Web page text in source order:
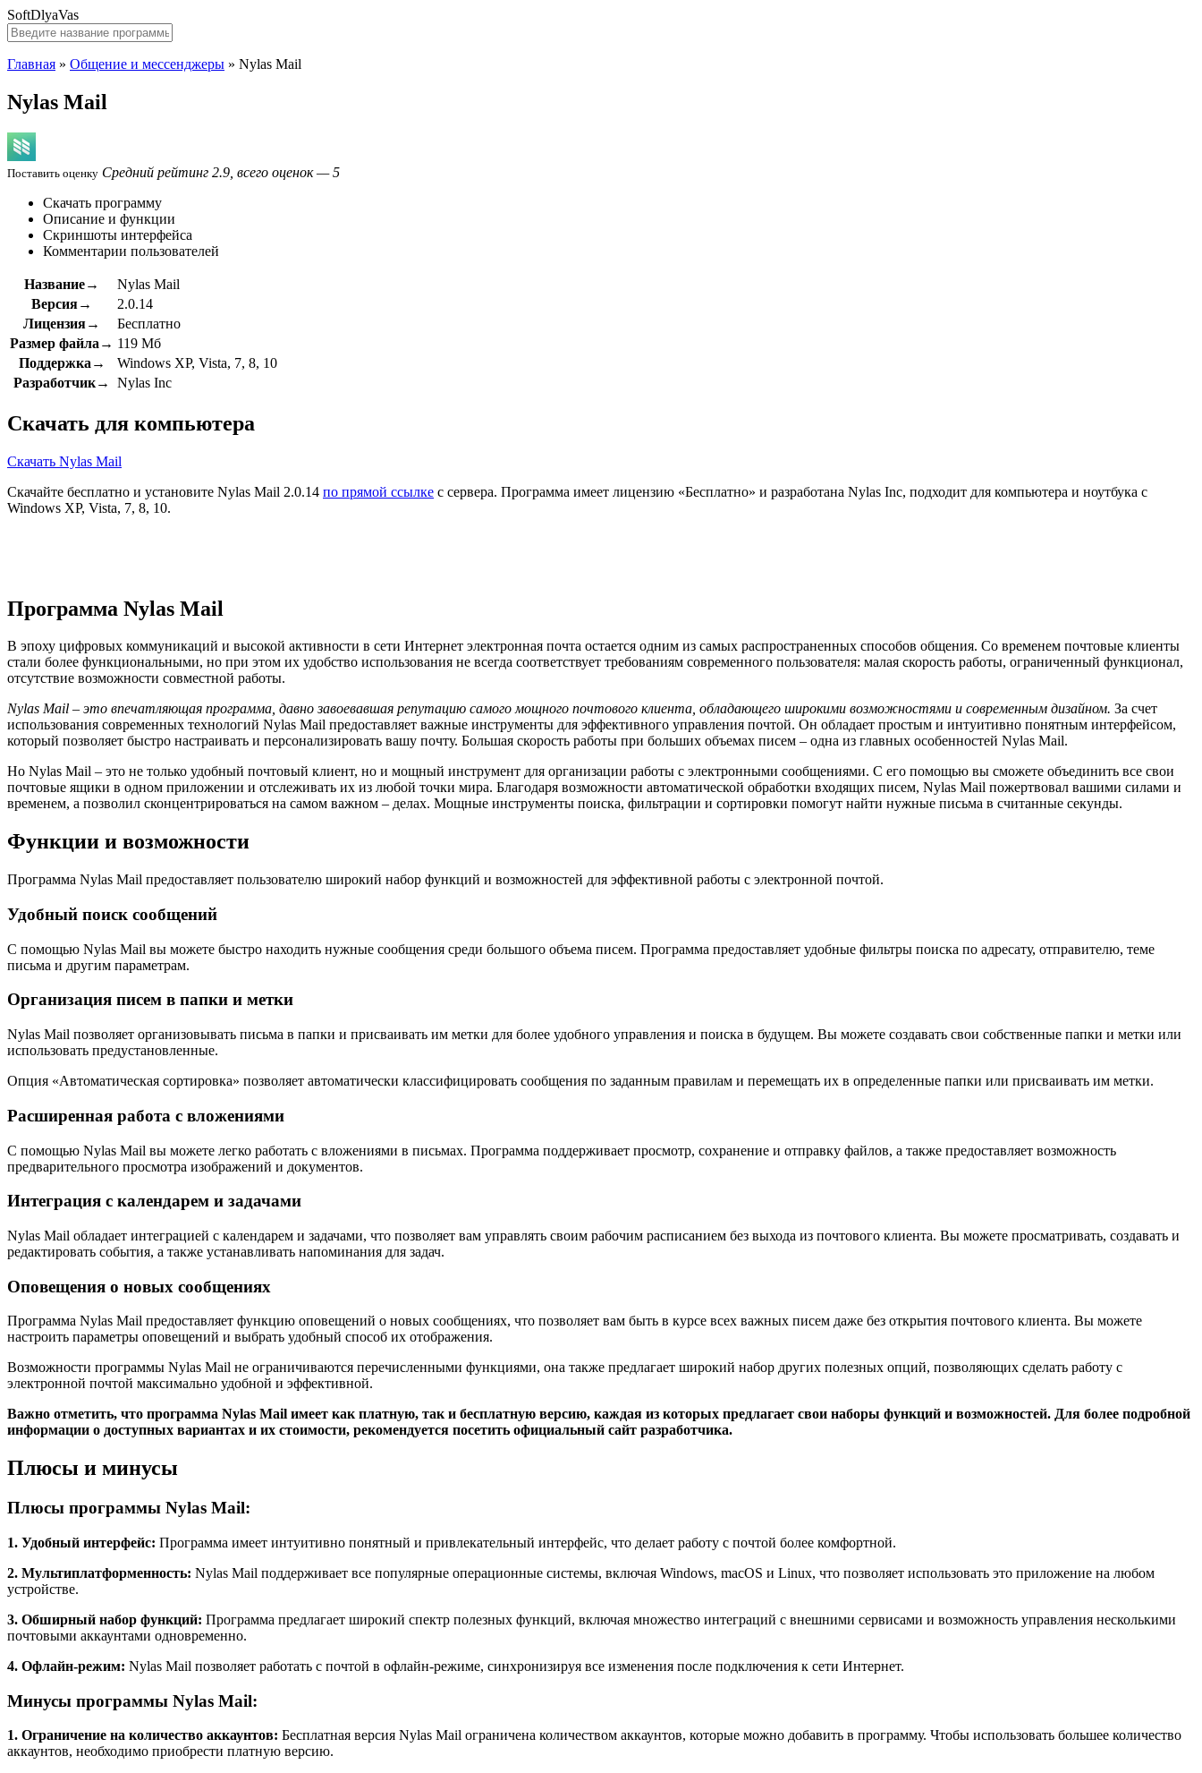
SoftDlyaVas
Главная » Общение и мессенджеры » Nylas Mail
Nylas Mail
Поставить оценку Средний рейтинг 2.9, всего оценок — 5
Скачать программу
Описание и функции
Скриншоты интерфейса
Комментарии пользователей
Название→
Nylas Mail
Версия→
2.0.14
Лицензия→
Бесплатно
Размер файла→ 119 Мб
Поддержка→
Windows XP, Vista, 7, 8, 10
Разработчик→
Nylas Inc
Скачать для компьютера
Скачать Nylas Mail
Скачайте бесплатно и установите Nylas Mail 2.0.14 по прямой ссылке с сервера. Программа имеет лицензию «Бесплатно» и разработана Nylas Inc, подходит для компьютера и ноутбука с
Windows XP, Vista, 7, 8, 10.
Программа Nylas Mail
В эпоху цифровых коммуникаций и высокой активности в сети Интернет электронная почта остается одним из самых распространенных способов общения. Со временем почтовые клиенты
стали более функциональными, но при этом их удобство использования не всегда соответствует требованиям современного пользователя: малая скорость работы, ограниченный функционал,
отсутствие возможности совместной работы.
Nylas Mail – это впечатляющая программа, давно завоевавшая репутацию самого мощного почтового клиента, обладающего широкими возможностями и современным дизайном. За счет
использования современных технологий Nylas Mail предоставляет важные инструменты для эффективного управления почтой. Он обладает простым и интуитивно понятным интерфейсом,
который позволяет быстро настраивать и персонализировать вашу почту. Большая скорость работы при больших объемах писем – одна из главных особенностей Nylas Mail.
Но Nylas Mail – это не только удобный почтовый клиент, но и мощный инструмент для организации работы с электронными сообщениями. С его помощью вы сможете объединить все свои
почтовые ящики в одном приложении и отслеживать их из любой точки мира. Благодаря возможности автоматической обработки входящих писем, Nylas Mail пожертвовал вашими силами и
временем, а позволил сконцентрироваться на самом важном – делах. Мощные инструменты поиска, фильтрации и сортировки помогут найти нужные письма в считанные секунды.
Функции и возможности
Программа Nylas Mail предоставляет пользователю широкий набор функций и возможностей для эффективной работы с электронной почтой.
Удобный поиск сообщений
С помощью Nylas Mail вы можете быстро находить нужные сообщения среди большого объема писем. Программа предоставляет удобные фильтры поиска по адресату, отправителю, теме
письма и другим параметрам.
Организация писем в папки и метки
Nylas Mail позволяет организовывать письма в папки и присваивать им метки для более удобного управления и поиска в будущем. Вы можете создавать свои собственные папки и метки или
использовать предустановленные.
Опция «Автоматическая сортировка» позволяет автоматически классифицировать сообщения по заданным правилам и перемещать их в определенные папки или присваивать им метки.
Расширенная работа с вложениями
С помощью Nylas Mail вы можете легко работать с вложениями в письмах. Программа поддерживает просмотр, сохранение и отправку файлов, а также предоставляет возможность
предварительного просмотра изображений и документов.
Интеграция с календарем и задачами
Nylas Mail обладает интеграцией с календарем и задачами, что позволяет вам управлять своим рабочим расписанием без выхода из почтового клиента. Вы можете просматривать, создавать и
редактировать события, а также устанавливать напоминания для задач.
Оповещения о новых сообщениях
Программа Nylas Mail предоставляет функцию оповещений о новых сообщениях, что позволяет вам быть в курсе всех важных писем даже без открытия почтового клиента. Вы можете
настроить параметры оповещений и выбрать удобный способ их отображения.
Возможности программы Nylas Mail не ограничиваются перечисленными функциями, она также предлагает широкий набор других полезных опций, позволяющих сделать работу с
электронной почтой максимально удобной и эффективной.
Важно отметить, что программа Nylas Mail имеет как платную, так и бесплатную версию, каждая из которых предлагает свои наборы функций и возможностей. Для более подробной
информации о доступных вариантах и их стоимости, рекомендуется посетить официальный сайт разработчика.
Плюсы и минусы
Плюсы программы Nylas Mail:
1. Удобный интерфейс: Программа имеет интуитивно понятный и привлекательный интерфейс, что делает работу с почтой более комфортной.
2. Мультиплатформенность: Nylas Mail поддерживает все популярные операционные системы, включая Windows, macOS и Linux, что позволяет использовать это приложение на любом
устройстве.
3. Обширный набор функций: Программа предлагает широкий спектр полезных функций, включая множество интеграций с внешними сервисами и возможность управления несколькими
почтовыми аккаунтами одновременно.
4. Офлайн-режим: Nylas Mail позволяет работать с почтой в офлайн-режиме, синхронизируя все изменения после подключения к сети Интернет.
Минусы программы Nylas Mail:
1. Ограничение на количество аккаунтов: Бесплатная версия Nylas Mail ограничена количеством аккаунтов, которые можно добавить в программу. Чтобы использовать большее количество
аккаунтов, необходимо приобрести платную версию.